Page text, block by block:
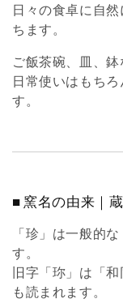
日々の食卓に自
ちます。
ご飯茶碗、皿、鉢
日常使いはもち
す。
■ 窯名の由来｜
「珍」は一般的
す。
旧字「珎」は「
も読まれます。